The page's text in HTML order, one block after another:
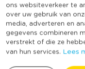
ons websiteverkeer te
over uw gebruik van
media, adverteren en
gegevens combineren
verstrekt of die ze
van hun services. Lees
Kleur
Minimale
Duurzaamheidsscore